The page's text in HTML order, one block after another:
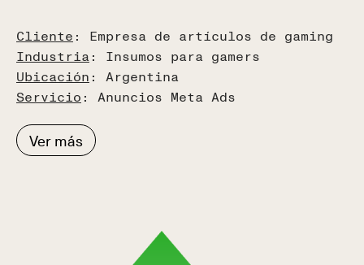
Cliente : Empresa de artículos de gaming
Industria: Insumos para gamers
Ubicación : Argentina
Servicio : Anuncios Meta Ads
Ver más